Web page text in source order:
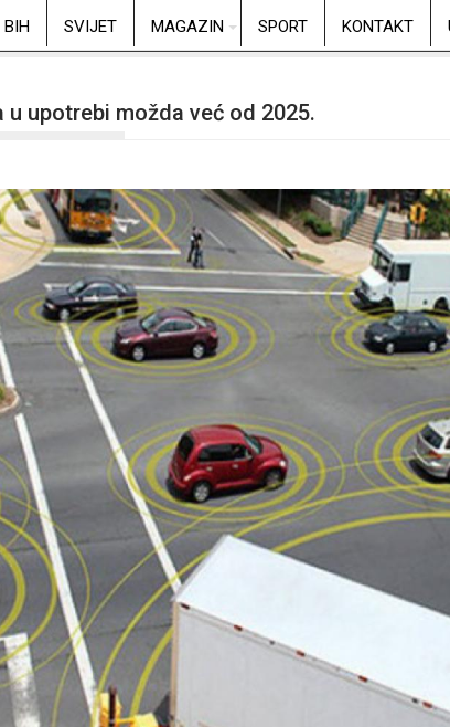
BIH SVIJET MAGAZIN SPORT KONTAKT
upotrebi možda već od 2025.